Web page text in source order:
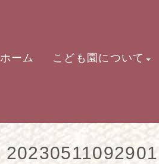
ホーム こども園について
20230511092901